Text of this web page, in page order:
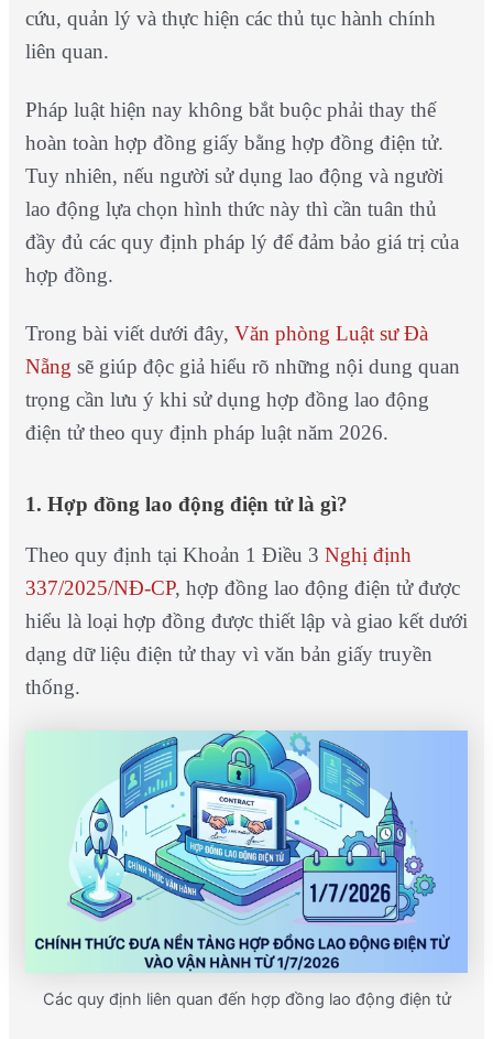
cứu, quản lý và thực hiện các thủ tục hành chính
liên quan.
Pháp luật hiện nay không bắt buộc phải thay thế
hoàn toàn hợp đồng giấy bằng hợp đồng điện tử.
Tuy nhiên, nếu người sử dụng lao động và người
lao động lựa chọn hình thức này thì cần tuân thủ
đầy đủ các quy định pháp lý để đảm bảo giá trị của
hợp đồng.
Trong bài viết dưới đây, Văn phòng Luật sư Đà
Nẵng sẽ giúp độc giả hiểu rõ những nội dung quan
trọng cần lưu ý khi sử dụng hợp đồng lao động
điện tử theo quy định pháp luật năm 2026.
1. Hợp đồng lao động điện tử là gì?
Theo quy định tại Khoản 1 Điều 3 Nghị định
337/2025/NĐ-CP, hợp đồng lao động điện tử được
hiểu là loại hợp đồng được thiết lập và giao kết dưới
dạng dữ liệu điện tử thay vì văn bản giấy truyền
thống.
Các quy định liên quan đến hợp đồng lao động điện tử